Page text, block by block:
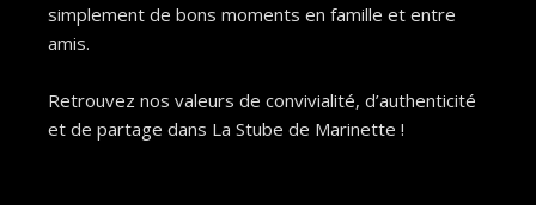
simplement de bons moments en famille et entre
amis.
Retrouvez nos valeurs de convivialité, d’authenticité
et de partage dans La Stube de Marinette !